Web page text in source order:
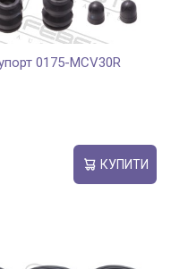
0175-MCV30R
КУПИТИ